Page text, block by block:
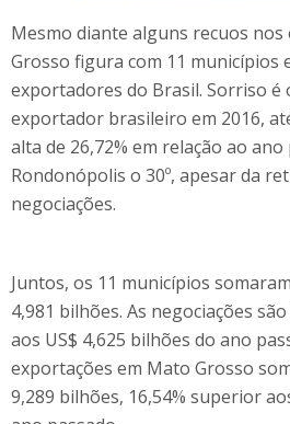
Mesmo diante alguns recuos
Grosso figura com 11 municípios
exportadores do Brasil. Sorriso é
exportador brasileiro em 2016,
alta de 26,72% em relação ao ano
Rondonópolis o 30º, apesar da
negociações.
Juntos, os 11 municípios
4,981 bilhões. As negociações
aos US$ 4,625 bilhões do ano
exportações em Mato Grosso
9,289 bilhões, 16,54% superior